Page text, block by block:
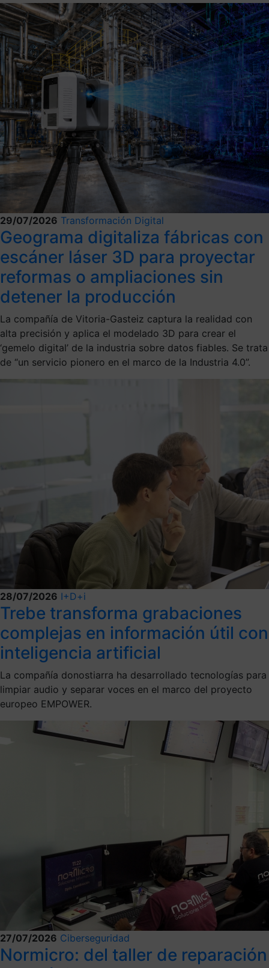
29/07/2026 Transformación Digital
Geograma digitaliza fábricas con
escáner láser 3D para proyectar
reformas o ampliaciones sin
detener la producción
La compañía de Vitoria-Gasteiz captura la realidad con
alta precisión y aplica el modelado 3D para crear el
‘gemelo digital’ de la industria sobre datos fiables. Se trata
de “un servicio pionero en el marco de la Industria 4.0”.
28/07/2026 I+D+i
Trebe transforma grabaciones
complejas en información útil con
inteligencia artificial
La compañía donostiarra ha desarrollado tecnologías para
limpiar audio y separar voces en el marco del proyecto
europeo EMPOWER.
27/07/2026 Ciberseguridad
Normicro: del taller de reparación